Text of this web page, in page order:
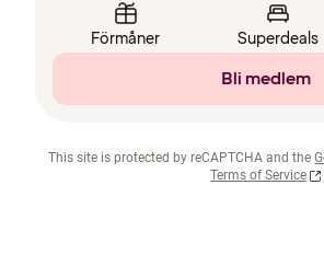
Förmåner Superdeals
Bli medlem
This site is protected by reCAPTCHA and the
Terms of Service